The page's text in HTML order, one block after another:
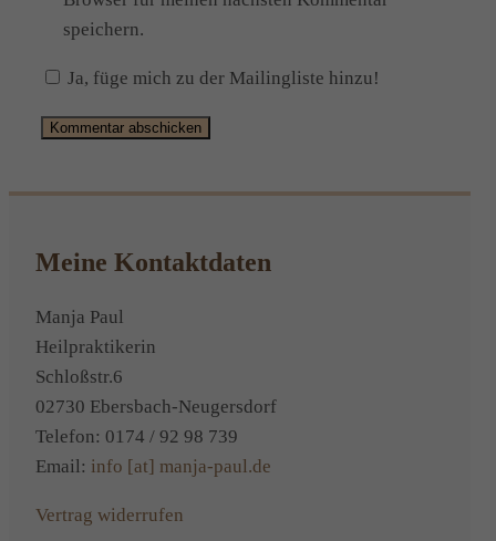
speichern.
Ja, füge mich zu der Mailingliste hinzu!
Meine Kontaktdaten
Manja Paul
Heilpraktikerin
Schloßstr.6
02730 Ebersbach-Neugersdorf
Telefon: 0174 / 92 98 739
Email: info [at] manja-paul.de
Vertrag widerrufen